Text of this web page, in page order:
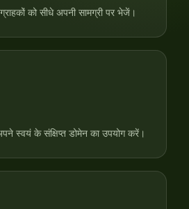
ग्राहकों को सीधे अपनी सामग्री पर भेजें।
स्वयं के संक्षिप्त डोमेन का उपयोग करें।